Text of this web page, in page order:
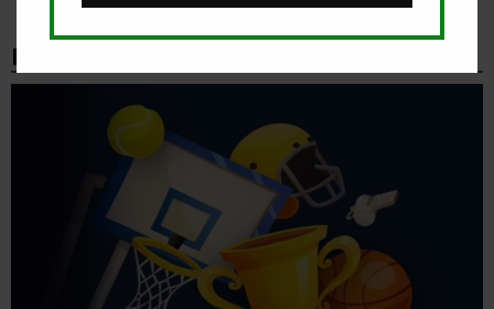
НАЈНОВИ БОНУС ВЕСТИ